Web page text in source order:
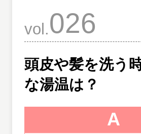
vol.026
頭皮や髪を洗う
な湯温は？
A